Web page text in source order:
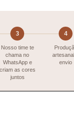
3
Nosso time te
chama no
WhatsApp e
criam as cores
juntos
4
envio